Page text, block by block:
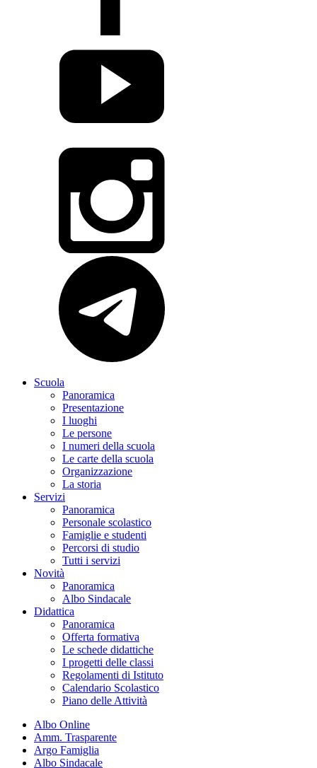
Scuola
Panoramica
Presentazione
I luoghi
Le persone
I numeri della scuola
Le carte della scuola
Organizzazione
La storia
Servizi
Panoramica
Personale scolastico
Famiglie e studenti
Percorsi di studio
Tutti i servizi
Novità
Panoramica
Albo Sindacale
Didattica
Panoramica
Offerta formativa
Le schede didattiche
I progetti delle classi
Regolamenti di Istituto
Calendario Scolastico
Piano delle Attività
Albo Online
Amm. Trasparente
Argo Famiglia
Albo Sindacale